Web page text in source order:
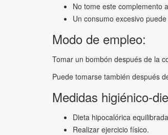
No tome este complemento
Un consumo excesivo
Modo de empleo:
Tomar un bombón después de la
Puede tomarse también después
Medidas higiénico-
Dieta hipocalórica
Realizar ejercicio físico.